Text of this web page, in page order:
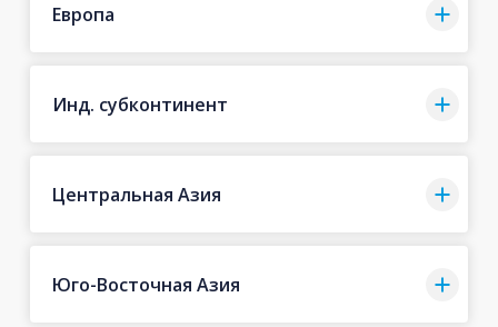
Европа
Инд. субконтинент
Центральная Азия
Юго-Восточная Азия